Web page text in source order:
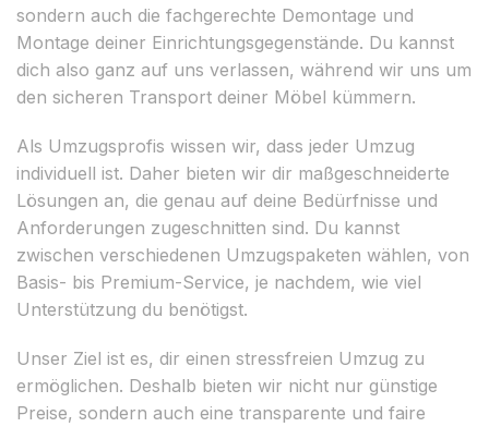
sondern auch die fachgerechte Demontage und
Montage deiner Einrichtungsgegenstände. Du kannst
dich also ganz auf uns verlassen, während wir uns um
den sicheren Transport deiner Möbel kümmern.
Als Umzugsprofis wissen wir, dass jeder Umzug
individuell ist. Daher bieten wir dir maßgeschneiderte
Lösungen an, die genau auf deine Bedürfnisse und
Anforderungen zugeschnitten sind. Du kannst
zwischen verschiedenen Umzugspaketen wählen, von
Basis- bis Premium-Service, je nachdem, wie viel
Unterstützung du benötigst.
Unser Ziel ist es, dir einen stressfreien Umzug zu
ermöglichen. Deshalb bieten wir nicht nur günstige
Preise, sondern auch eine transparente und faire